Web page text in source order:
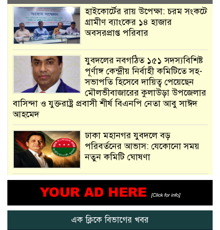
হাইকোর্টের রায় উপেক্ষা: চরম সংকটে
গ্রামীণ ব্যাংকের ১৪ হাজার
অবসরপ্রাপ্ত পরিবার
যুবদলের নবগঠিত ১৫১ সদস্যবিশিষ্ট
পূর্ণাঙ্গ কেন্দ্রীয় নির্বাহী কমিটিতে সহ-
সভাপতি হিসেবে দায়িত্ব পেয়েছেন
মৌলভীবাজারের কুলাউড়া উপজেলার
বাসিন্দা ও যুক্তরাষ্ট্র প্রবাসী শীর্ষ বিএনপি নেতা আবু সাঈদ
আহমেদ
ঢাকা মহানগর যুবদলে বড়
পরিবর্তনের আভাস: যেকোনো সময়
নতুন কমিটি ঘোষণা
মানুষের উপকার হয় : প্রধানমন্ত্রী
এক ক্লিকে বিভাগের খবর